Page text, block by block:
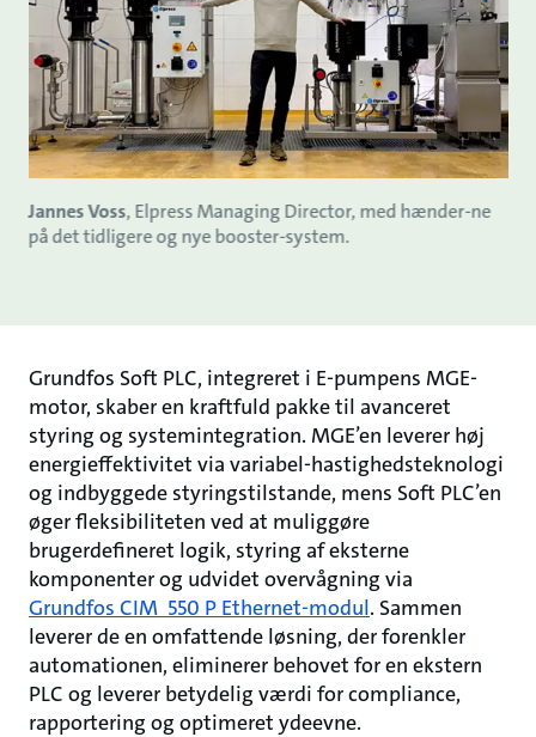
Jannes Voss, Elpress Managing Director, med hænder-ne
på det tidligere og nye booster-system.
Grundfos Soft PLC, integreret i E-pumpens MGE-
motor, skaber en kraftfuld pakke til avanceret
styring og systemintegration. MGE’en leverer høj
energieffektivitet via variabel-hastighedsteknologi
og indbyggede styringstilstande, mens Soft PLC’en
øger fleksibiliteten ved at muliggøre
brugerdefineret logik, styring af eksterne
komponenter og udvidet overvågning via
Grundfos CIM 550 P Ethernet-modul. Sammen
leverer de en omfattende løsning, der forenkler
automationen, eliminerer behovet for en ekstern
PLC og leverer betydelig værdi for compliance,
rapportering og optimeret ydeevne.